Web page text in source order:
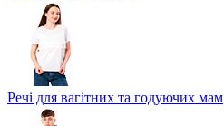
Речі для вагітних та годуючих мам